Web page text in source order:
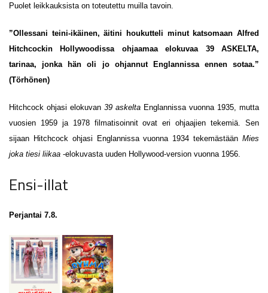
Puolet leikkauksista on toteutettu muilla tavoin.
”Ollessani teini-ikäinen, äitini houkutteli minut katsomaan Alfred
Hitchcockin Hollywoodissa ohjaamaa elokuvaa 39 ASKELTA,
tarinaa, jonka hän oli jo ohjannut Englannissa ennen sotaa.”
(Törhönen)
Hitchcock ohjasi elokuvan 39 askelta Englannissa vuonna 1935, mutta
vuosien 1959 ja 1978 filmatisoinnit ovat eri ohjaajien tekemiä. Sen
sijaan Hitchcock ohjasi Englannissa vuonna 1934 tekemästään Mies
joka tiesi liikaa -elokuvasta uuden Hollywood-version vuonna 1956.
Ensi-illat
Perjantai 7.8.